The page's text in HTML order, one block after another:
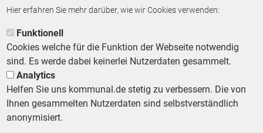
ZURÜCK ZUR STARTSEITE
Footer First Navigation
MESSE KOMMUNAL LESERSERVICE AGB DATENSCHUTZ
IMPRESSUM
Hier erfahren Sie mehr darüber, wie wir Cookies verwenden:
Funktionell
Cookies welche für die Funktion der Webseite notwendig
sind. Es werde dabei keinerlei Nutzerdaten gesammelt.
Analytics
Helfen Sie uns kommunal.de stetig zu verbessern. Die von
Ihnen gesammelten Nutzerdaten sind selbstverständlich
anonymisiert.